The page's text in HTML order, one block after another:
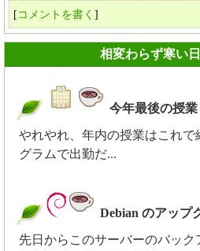
[コメントを書く ]
相変わらず寒い日
今年最後の授業
やれやれ、年内の授業はこれ
グラムで出勤だ...
Debian のアップ
先日からこのサーバーのバック